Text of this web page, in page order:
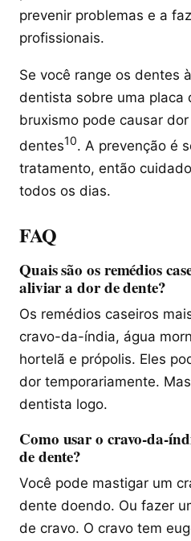
prevenir problemas e a
profissionais.
Se você range os dentes
dentista sobre uma placa
bruxismo pode causar
dentes10. A prevenção é
tratamento, então
todos os dias.
FAQ
Quais são os remédios
aliviar a dor de dente?
Os remédios caseiros
cravo-da-índia, água
hortelã e própolis. Eles
dor temporariamente.
dentista logo.
Como usar o cravo-da-
de dente?
Você pode mastigar um
dente doendo. Ou fazer
de cravo. O cravo tem